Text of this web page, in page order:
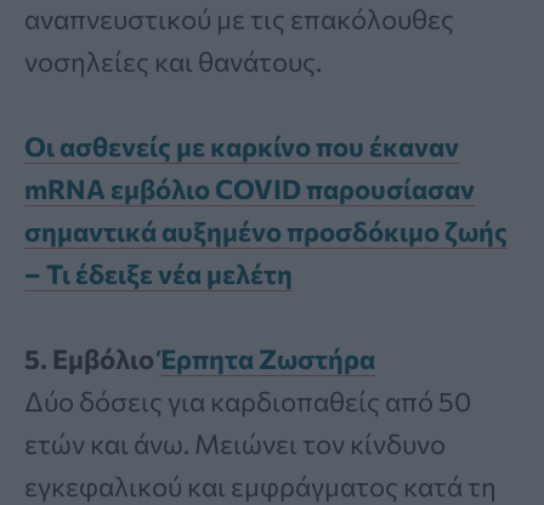
αναπνευστικού με τις επακόλουθες
νοσηλείες και θανάτους.
Οι ασθενείς με καρκίνο που έκαναν
mRNA εμβόλιο COVID παρουσίασαν
σημαντικά αυξημένο προσδόκιμο ζωής
– Τι έδειξε νέα μελέτη
5. ΕμβόλιοΈρπητα Ζωστήρα
Δύο δόσεις για καρδιοπαθείς από 50
ετών και άνω. Μειώνει τον κίνδυνο
εγκεφαλικού και εμφράγματος κατά τη